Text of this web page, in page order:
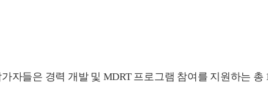
자들은 경력 개발 및 MDRT 프로그램 참여를 지원하는 총